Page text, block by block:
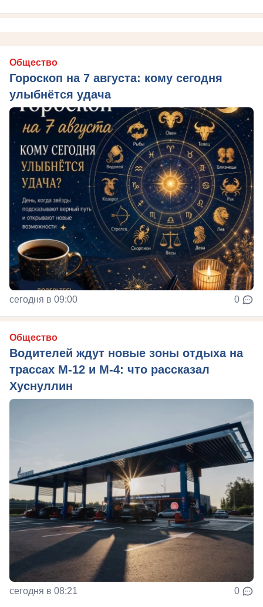
Общество
Гороскоп на 7 августа: кому сегодня
улыбнётся удача
сегодня в 09:00 0
Общество
Водителей ждут новые зоны отдыха на
трассах М-12 и М-4: что рассказал
Хуснуллин
сегодня в 08:21 0